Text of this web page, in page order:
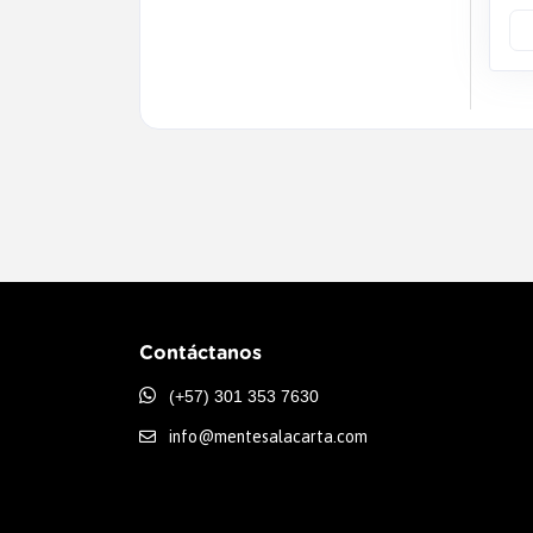
Contáctanos
(+57) 301 353 7630
info@mentesalacarta.com